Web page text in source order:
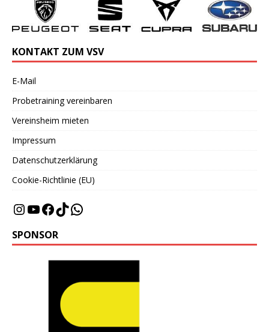
KONTAKT ZUM VSV
E-Mail
Probetraining vereinbaren
Vereinsheim mieten
Impressum
Datenschutzerklärung
Cookie-Richtlinie (EU)
SPONSOR